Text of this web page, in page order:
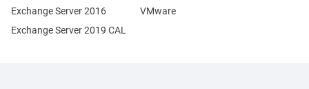
Exchange Server 2016
Exchange Server 2019 CAL
VMware